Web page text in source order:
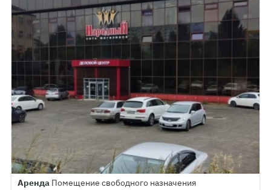
Аренда Помещение свободного назначения